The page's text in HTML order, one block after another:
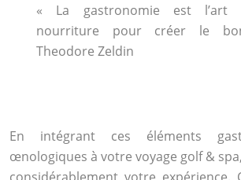
« La gastronomie est l’art
nourriture pour créer le
Theodore Zeldin
En intégrant ces éléments
œnologiques à votre voyage golf &